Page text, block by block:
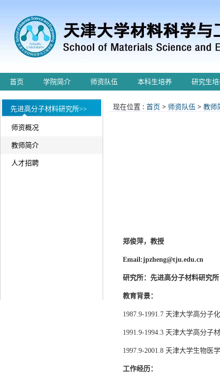
首页 学院简介 师资队伍 本科生培养 研究生
先进高分子材料研究所>>
师资概况
教师简介
人才招聘
现在位置 : 首页 > 师资队伍 > 教师
郑俊萍，教授
Email:jpzheng@tju.edu.cn
研究所：先进高分子材料研究所
教育背景：
1987.9-1991.7 天津大学高分子
1991.9-1994.3 天津大学高分子
1997.9-2001.8 天津大学生物医
工作经历：